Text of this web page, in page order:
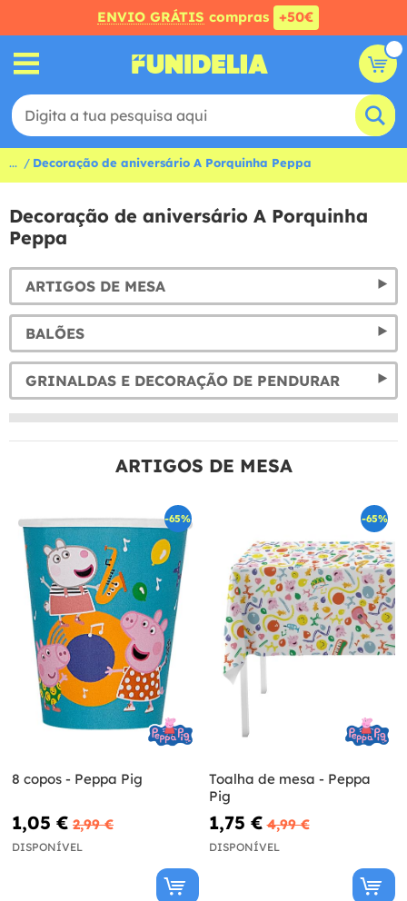
ENVIO GRÁTIS compras +50€
... Decoração de aniversário A Porquinha Peppa
Decoração de aniversário A Porquinha
Peppa
ARTIGOS DE MESA
BALÕES
GRINALDAS E DECORAÇÃO DE PENDURAR
ARTIGOS DE MESA
-65%
8 copos - Peppa Pig
1,05 € 2,99 €
DISPONÍVEL
-65%
Toalha de mesa - Peppa
Pig
1,75 € 4,99 €
DISPONÍVEL